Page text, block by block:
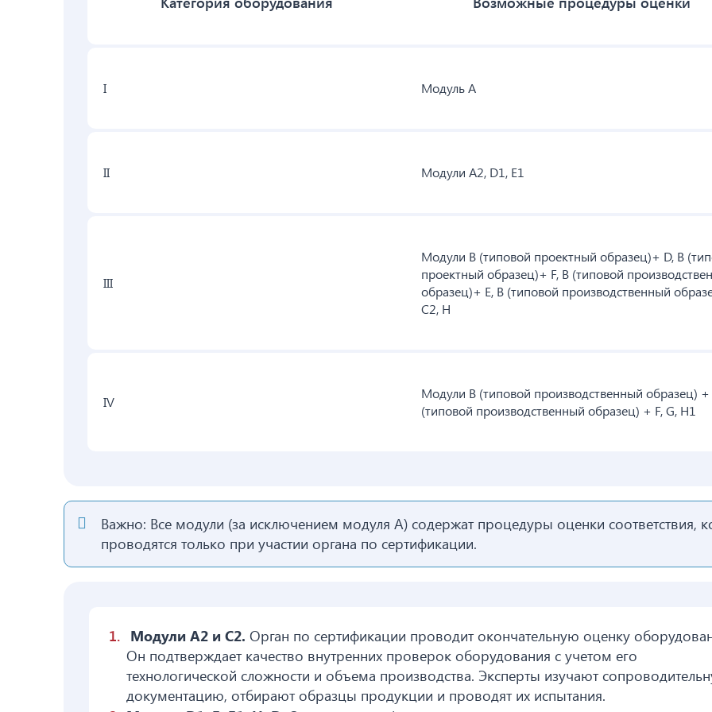
I Модуль A
II Модули A2, D1, E1
III
Модули B (типовой проектный образец)+ D, B
проектный образец)+ F, B (типовой
образец)+ E, B (типовой производственный
C2, H
IV
Модули B (типовой производственный образец) +
(типовой производственный образец) + F, G, H1
Важно: Все модули (за исключением модуля А) содержат процедуры оценки соответствия,
проводятся только при участии органа по сертификации.
Модули А2 и С2. Орган по сертификации проводит окончательную оценку
Он подтверждает качество внутренних проверок оборудования с учетом его
технологической сложности и объема производства. Эксперты изучают
документацию, отбирают образцы продукции и проводят их испытания.